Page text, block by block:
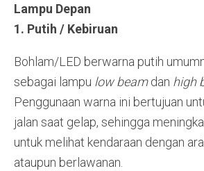
Lampu Depan
1. Putih / Kebiruan
Bohlam/LED berwarna putih
sebagai lampu low beamdan high
Penggunaan warna ini bertujuan
jalan saat gelap, sehingga
untuk melihat kendaraan dengan
ataupun berlawanan.